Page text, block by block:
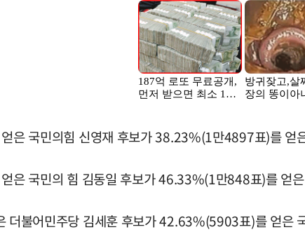
은 국민의힘 신영재 후보가 38.23%(1만4897표)를 얻
국민의 힘 김동일 후보가 46.33%(1만848표)를 얻
불어민주당 김세훈 후보가 42.63%(5903표)를 얻은